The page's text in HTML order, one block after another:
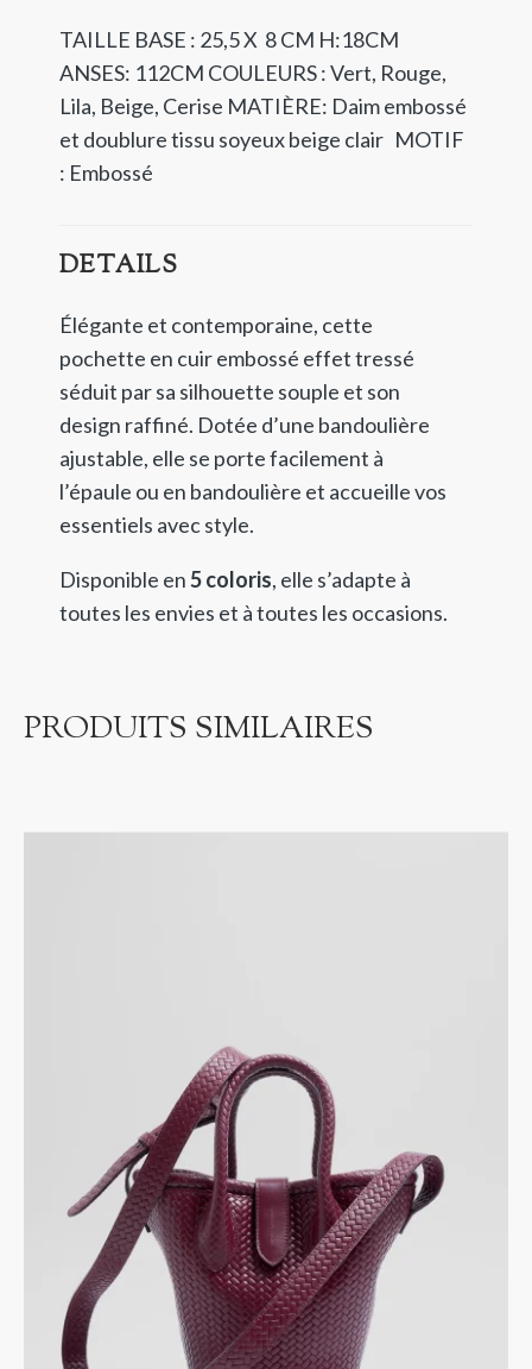
TAILLE BASE : 25,5 X 8 CM H:18CM
ANSES: 112CM COULEURS : Vert, Rouge,
Lila, Beige, Cerise MATIÈRE: Daim embossé
et doublure tissu soyeux beige clair MOTIF
: Embossé
DETAILS
Élégante et contemporaine, cette
pochette en cuir embossé effet tressé
séduit par sa silhouette souple et son
design raffiné. Dotée d’une bandoulière
ajustable, elle se porte facilement à
l’épaule ou en bandoulière et accueille vos
essentiels avec style.
Disponible en5 coloris, elle s’adapte à
toutes les envies et à toutes les occasions.
PRODUITS SIMILAIRES